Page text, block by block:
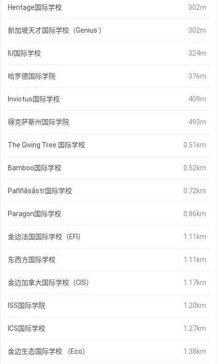
Heritage国际学校 302m
新加坡天才国际学校（Genius ） 302m
IU国际学校 324m
哈罗德国际学院 376m
Invictus国际学校 409m
得克萨斯州国际学院 493m
The Giving Tree 国际学校 0.51km
Bamboo国际学校 0.52km
Paññāsāstr国际学校 0.72km
Paragon国际学校 0.86km
金边法国国际学校（EFI） 1.11km
东西方国际学校 1.11km
金边加拿大国际学校（CIS） 1.17km
ISS国际学院 1.20km
ICS国际学校 1.27km
金边生态国际学校 （Eco） 1.38km